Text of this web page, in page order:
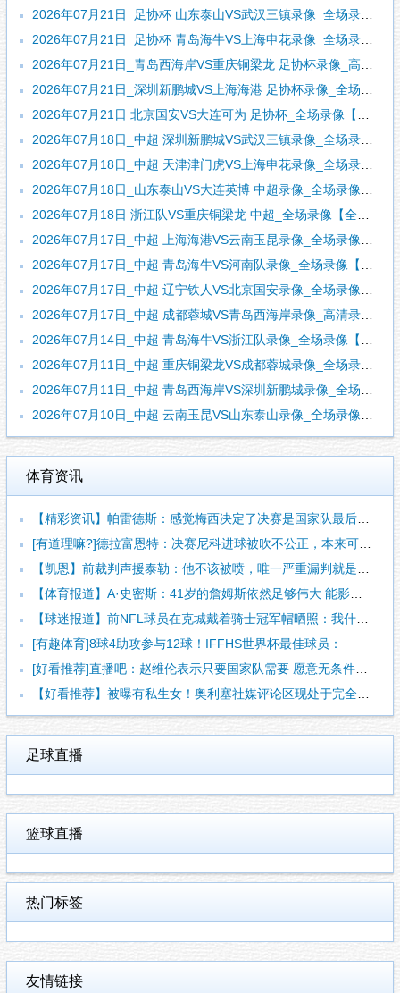
2026年07月21日_足协杯 山东泰山VS武汉三镇录像_全场录像【高清回放】
2026年07月21日_足协杯 青岛海牛VS上海申花录像_全场录像【视频集锦】
2026年07月21日_青岛西海岸VS重庆铜梁龙 足协杯录像_高清录像【全场回放】
2026年07月21日_深圳新鹏城VS上海海港 足协杯录像_全场录像【视频集锦】
2026年07月21日 北京国安VS大连可为 足协杯_全场录像【全场回放】
2026年07月18日_中超 深圳新鹏城VS武汉三镇录像_全场录像【高清回放】
2026年07月18日_中超 天津津门虎VS上海申花录像_全场录像【高清回放】
2026年07月18日_山东泰山VS大连英博 中超录像_全场录像【全场回放】
2026年07月18日 浙江队VS重庆铜梁龙 中超_全场录像【全场回放】
2026年07月17日_中超 上海海港VS云南玉昆录像_全场录像【全场回放】
2026年07月17日_中超 青岛海牛VS河南队录像_全场录像【全场回放】
2026年07月17日_中超 辽宁铁人VS北京国安录像_全场录像【视频集锦】
2026年07月17日_中超 成都蓉城VS青岛西海岸录像_高清录像【全场回放】
2026年07月14日_中超 青岛海牛VS浙江队录像_全场录像【全场回放】
2026年07月11日_中超 重庆铜梁龙VS成都蓉城录像_全场录像【全场回放】
2026年07月11日_中超 青岛西海岸VS深圳新鹏城录像_全场录像【视频集锦】
2026年07月10日_中超 云南玉昆VS山东泰山录像_全场录像【全场回放】
体育资讯
【精彩资讯】帕雷德斯：感觉梅西决定了决赛是国家队最后一战，我
[有道理嘛?]德拉富恩特：决赛尼科进球被吹不公正，本来可以有
【凯恩】前裁判声援泰勒：他不该被喷，唯一严重漏判就是罗梅罗拉
【体育报道】A·史密斯：41岁的詹姆斯依然足够伟大 能影响一
【球迷报道】前NFL球员在克城戴着骑士冠军帽晒照：我什么都不
[有趣体育]8球4助攻参与12球！IFFHS世界杯最佳球员：
[好看推荐]直播吧：赵维伦表示只要国家队需要 愿意无条件响应
【好看推荐】被曝有私生女！奥利塞社媒评论区现处于完全关闭状态
足球直播
篮球直播
热门标签
友情链接